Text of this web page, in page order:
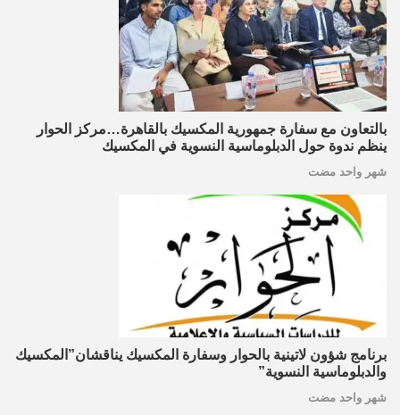
بالتعاون مع سفارة جمهورية المكسيك بالقاهرة…مركز الحوار
ينظم ندوة حول الدبلوماسية النسوية في المكسيك
شهر واحد مضت
برنامج شؤون لاتينية بالحوار وسفارة المكسيك يناقشان”المكسيك
والدبلوماسية النسوية”
شهر واحد مضت